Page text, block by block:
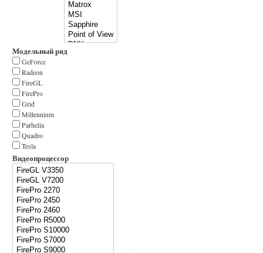
Модельный ряд
GeForce
Radeon
FireGL
FirePro
Grid
Millennium
Parhelia
Quadro
Tesla
Видеопроцессор